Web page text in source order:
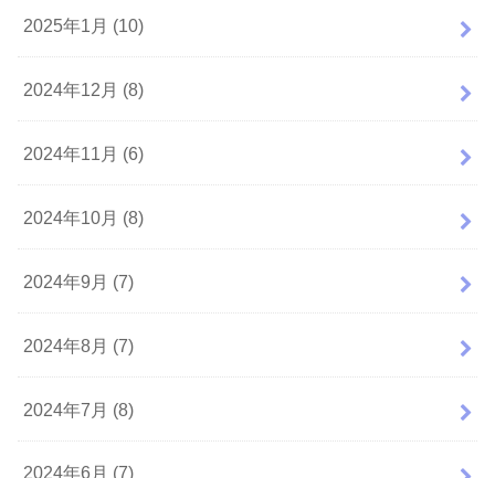
2025年1月 (10)
2024年12月 (8)
2024年11月 (6)
2024年10月 (8)
2024年9月 (7)
2024年8月 (7)
2024年7月 (8)
2024年6月 (7)